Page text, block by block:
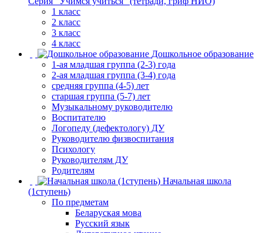
1 класс
2 класс
3 класс
4 класс
Дошкольное образование
1-ая младшая группа (2-3) года
2-ая младшая группа (3-4) года
средняя группа (4-5) лет
старшая группа (5-7) лет
Музыкальному руководителю
Воспитателю
Логопеду (дефектологу) ДУ
Руководителю физвоспитания
Психологу
Руководителям ДУ
Родителям
Начальная школа
(1ступень)
По предметам
Беларуская мова
Русский язык